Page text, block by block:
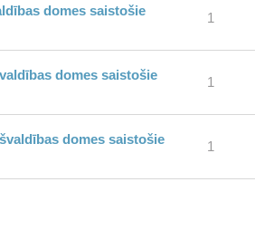
domes saistošie
1
domes saistošie
1
domes saistošie
1